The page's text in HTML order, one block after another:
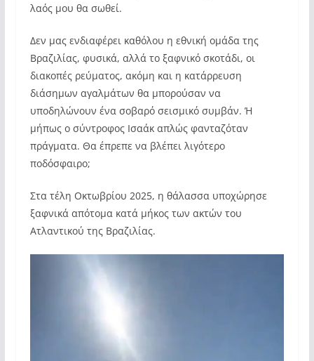
λαός μου θα σωθεί.
Δεν μας ενδιαφέρει καθόλου η εθνική ομάδα της
Βραζιλίας, φυσικά, αλλά το ξαφνικό σκοτάδι, οι
διακοπές ρεύματος, ακόμη και η κατάρρευση
διάσημων αγαλμάτων θα μπορούσαν να
υποδηλώνουν ένα σοβαρό σεισμικό συμβάν. Ή
μήπως ο σύντροφος Ισαάκ απλώς φανταζόταν
πράγματα. Θα έπρεπε να βλέπει λιγότερο
ποδόσφαιρο;
Στα τέλη Οκτωβρίου 2025, η θάλασσα υποχώρησε
ξαφνικά απότομα κατά μήκος των ακτών του
Ατλαντικού της Βραζιλίας.